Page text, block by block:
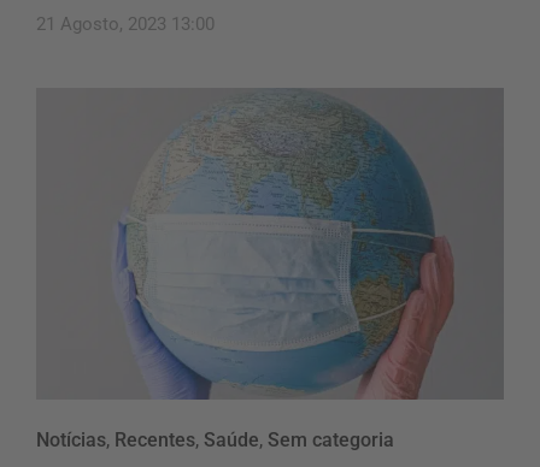
21 Agosto, 2023 13:00
Notícias, Recentes, Saúde, Sem categoria